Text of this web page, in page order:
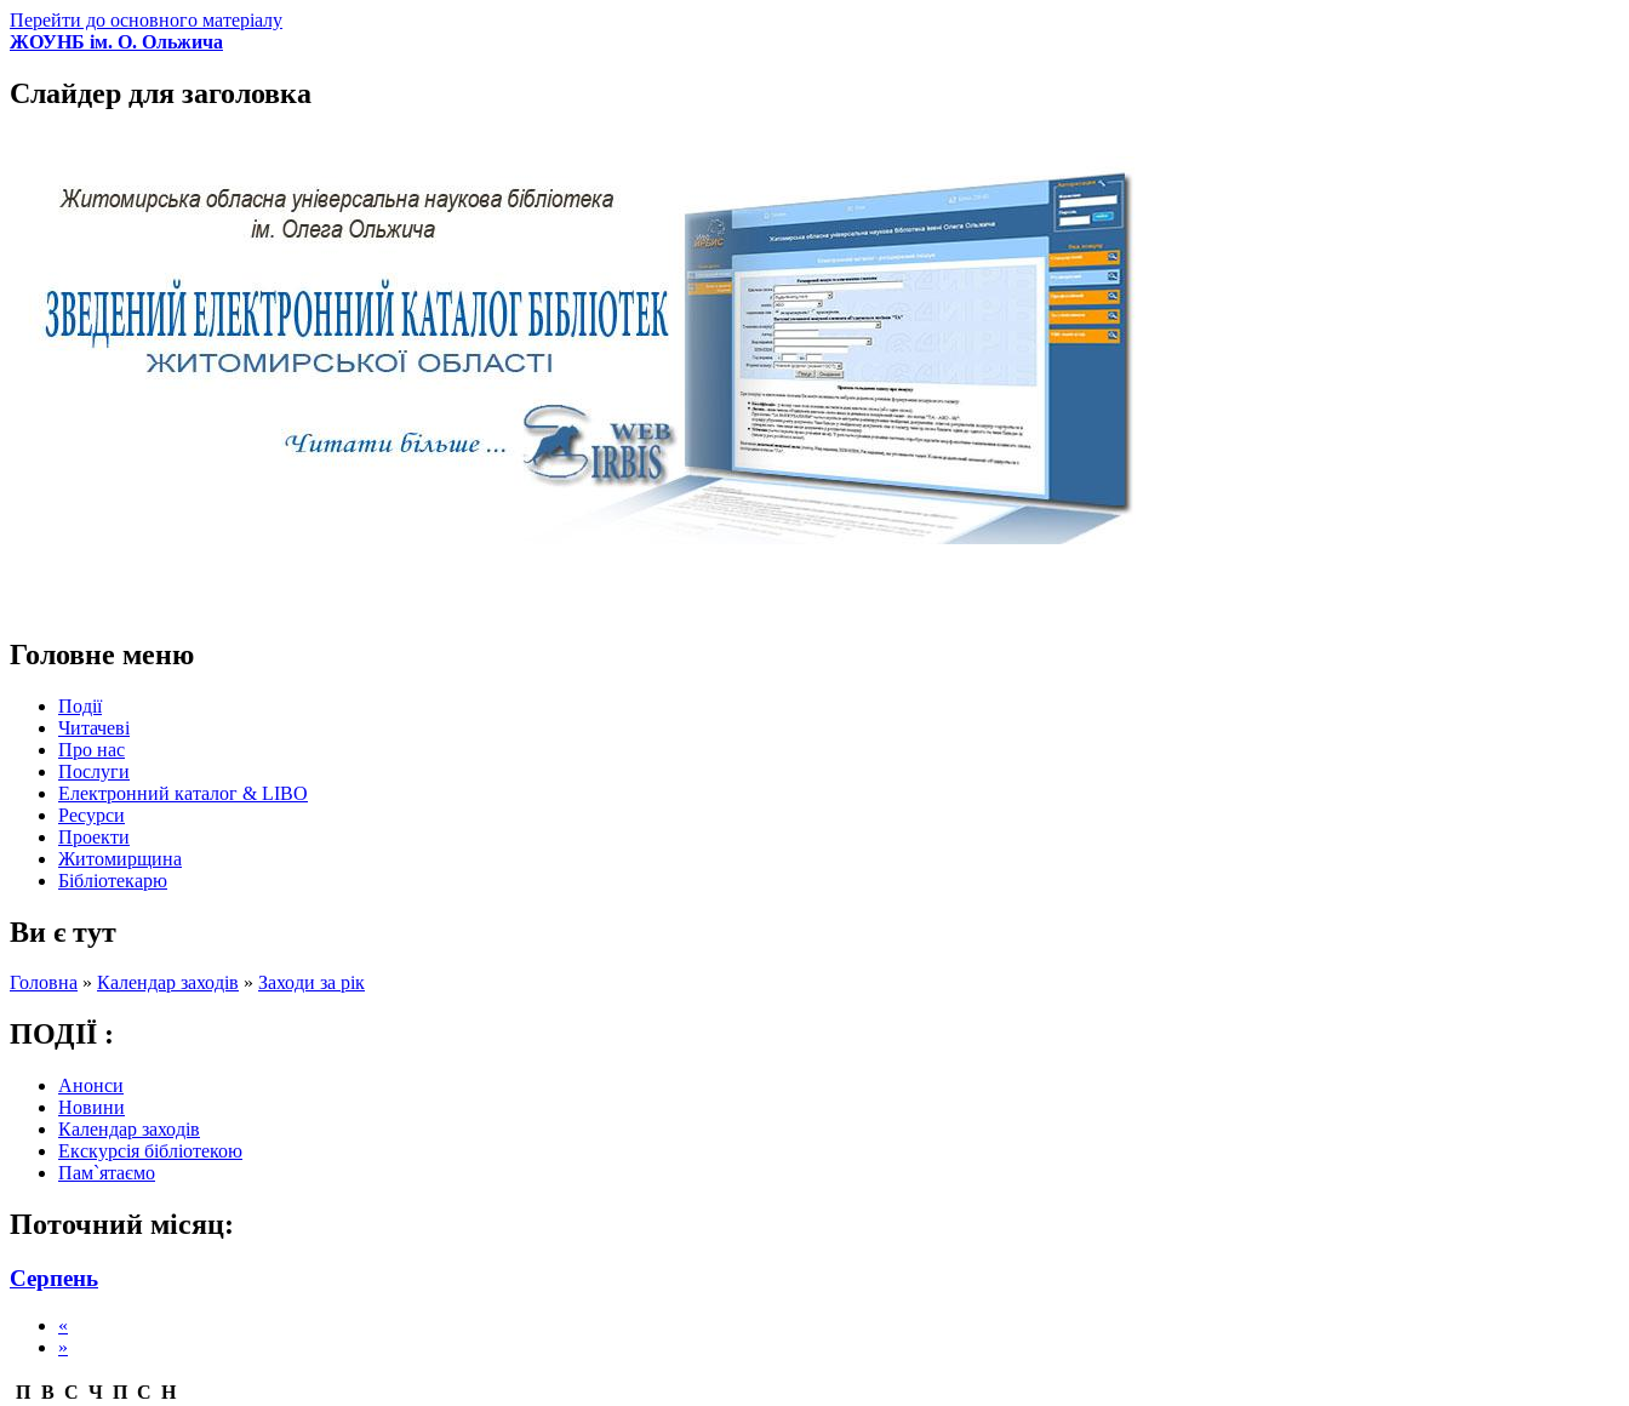
Перейти до основного матеріалу
ЖОУНБ ім. О. Ольжича
Слайдер для заголовка
Головне меню
Події
Читачеві
Про нас
Послуги
Електронний каталог & LIBO
Ресурси
Проекти
Житомирщина
Бібліотекарю
Ви є тут
Головна » Календар заходів » Заходи за рік
ПОДІЇ :
Анонси
Новини
Календар заходів
Екскурсія бібліотекою
Пам`ятаємо
Поточний місяц:
Серпень
«
»
П В С Ч П С Н